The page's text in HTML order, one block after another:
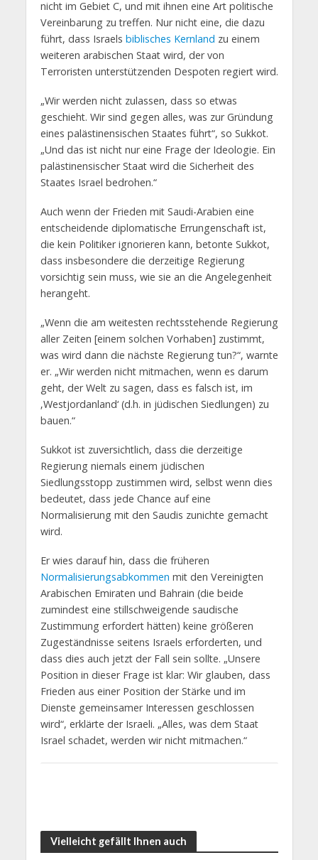
nicht im Gebiet C, und mit ihnen eine Art politische
Vereinbarung zu treffen. Nur nicht eine, die dazu
führt, dass Israels biblisches Kernland zu einem
weiteren arabischen Staat wird, der von
Terroristen unterstützenden Despoten regiert wird.
„Wir werden nicht zulassen, dass so etwas
geschieht. Wir sind gegen alles, was zur Gründung
eines palästinensischen Staates führt“, so Sukkot.
„Und das ist nicht nur eine Frage der Ideologie. Ein
palästinensischer Staat wird die Sicherheit des
Staates Israel bedrohen.“
Auch wenn der Frieden mit Saudi-Arabien eine
entscheidende diplomatische Errungenschaft ist,
die kein Politiker ignorieren kann, betonte Sukkot,
dass insbesondere die derzeitige Regierung
vorsichtig sein muss, wie sie an die Angelegenheit
herangeht.
„Wenn die am weitesten rechtsstehende Regierung
aller Zeiten [einem solchen Vorhaben] zustimmt,
was wird dann die nächste Regierung tun?“, warnte
er. „Wir werden nicht mitmachen, wenn es darum
geht, der Welt zu sagen, dass es falsch ist, im
‚Westjordanland‘ (d.h. in jüdischen Siedlungen) zu
bauen.“
Sukkot ist zuversichtlich, dass die derzeitige
Regierung niemals einem jüdischen
Siedlungsstopp zustimmen wird, selbst wenn dies
bedeutet, dass jede Chance auf eine
Normalisierung mit den Saudis zunichte gemacht
wird.
Er wies darauf hin, dass die früheren
Normalisierungsabkommen mit den Vereinigten
Arabischen Emiraten und Bahrain (die beide
zumindest eine stillschweigende saudische
Zustimmung erfordert hätten) keine größeren
Zugeständnisse seitens Israels erforderten, und
dass dies auch jetzt der Fall sein sollte. „Unsere
Position in dieser Frage ist klar: Wir glauben, dass
Frieden aus einer Position der Stärke und im
Dienste gemeinsamer Interessen geschlossen
wird“, erklärte der Israeli. „Alles, was dem Staat
Israel schadet, werden wir nicht mitmachen.“
Vielleicht gefällt Ihnen auch